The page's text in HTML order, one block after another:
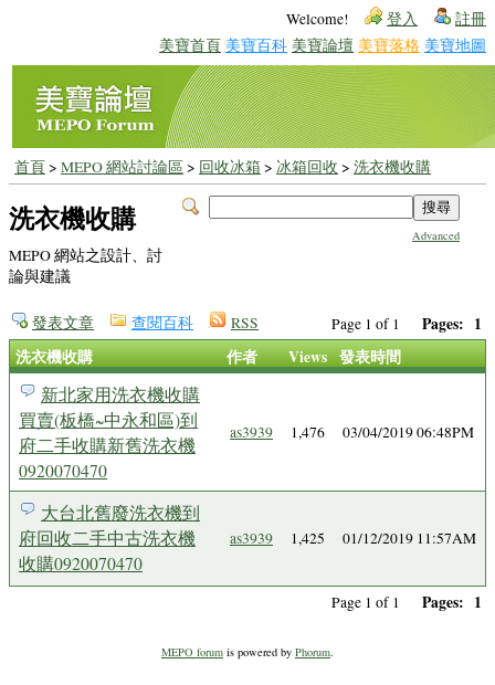
Welcome! 登入 註冊
美寶首頁 美寶百科 美寶論壇 美寶落格 美寶地圖
首頁> MEPO 網站討論區> 回收冰箱> 冰箱回收 > 洗衣機收購
Advanced
洗衣機收購
MEPO 網站之設計、討
論與建議
Page 1 of 1 Pages: 1
發表文章 查閱百科 RSS
洗衣機收購 作者 Views 發表時間
新北家用洗衣機收購
買賣(板橋~中永和區)到
府二手收購新舊洗衣機
0920070470
as3939 1,476 03/04/2019 06:48PM
大台北舊廢洗衣機到
府回收二手中古洗衣機
收購0920070470
as3939 1,425 01/12/2019 11:57AM
Page 1 of 1 Pages: 1
MEPO forum is powered by Phorum.